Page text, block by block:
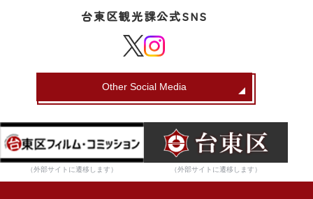
台東区観光課公式SNS
Other Social Media
（外部サイトに遷移します） （外部サイトに遷移します）